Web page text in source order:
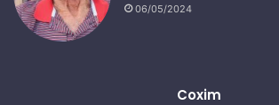
06/05/2024
Coxim